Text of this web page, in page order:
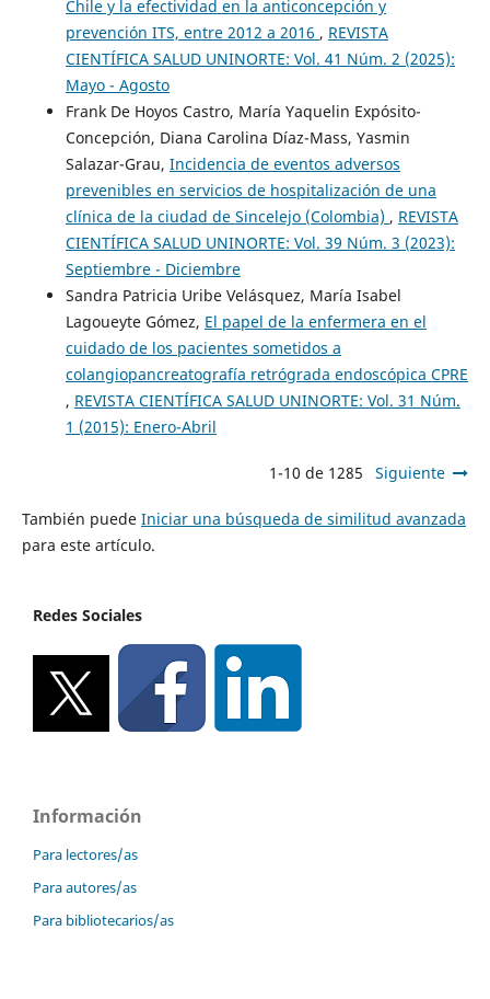
Chile y la efectividad en la anticoncepción y
prevención ITS, entre 2012 a 2016 , REVISTA
CIENTÍFICA SALUD UNINORTE: Vol. 41 Núm. 2 (2025):
Mayo - Agosto
Frank De Hoyos Castro, María Yaquelin Expósito-
Concepción, Diana Carolina Díaz-Mass, Yasmin
Salazar-Grau, Incidencia de eventos adversos
prevenibles en servicios de hospitalización de una
clínica de la ciudad de Sincelejo (Colombia) , REVISTA
CIENTÍFICA SALUD UNINORTE: Vol. 39 Núm. 3 (2023):
Septiembre - Diciembre
Sandra Patricia Uribe Velásquez, María Isabel
Lagoueyte Gómez, El papel de la enfermera en el
cuidado de los pacientes sometidos a
colangiopancreatografía retrógrada endoscópica CPRE
, REVISTA CIENTÍFICA SALUD UNINORTE: Vol. 31 Núm.
1 (2015): Enero-Abril
1-10 de 1285 Siguiente
También puede Iniciar una búsqueda de similitud avanzada
para este artículo.
Redes Sociales
Información
Para lectores/as
Para autores/as
Para bibliotecarios/as